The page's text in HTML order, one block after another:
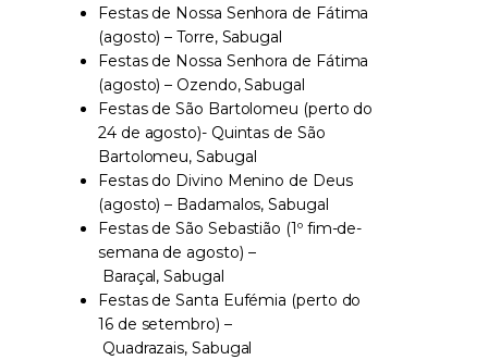
Festas de Nossa Senhora de Fátima
(agosto) – Torre, Sabugal
Festas de Nossa Senhora de Fátima
(agosto) – Ozendo, Sabugal
Festas de São Bartolomeu (perto do
24 de agosto)- Quintas de São
Bartolomeu, Sabugal
Festas do Divino Menino de Deus
(agosto) – Badamalos, Sabugal
Festas de São Sebastião (1º fim-de-
semana de agosto) –
Baraçal, Sabugal
Festas de Santa Eufémia (perto do
16 de setembro) –
Quadrazais, Sabugal